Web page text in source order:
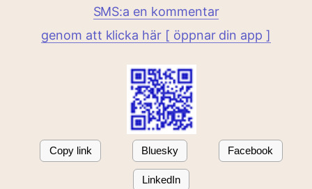
SMS:a en kommentar
genom att klicka här [ öppnar din app ]
Copy link Bluesky Facebook
LinkedIn